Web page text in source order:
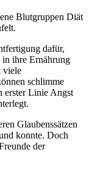
Blutgruppen Diät
dafür,
in ihre Ernährung
viele
schlimme
erster Linie Angst
Glaubenssätzen
konnte. Doch
der